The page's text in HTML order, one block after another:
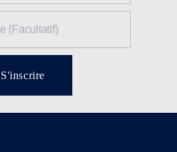
S'inscrire